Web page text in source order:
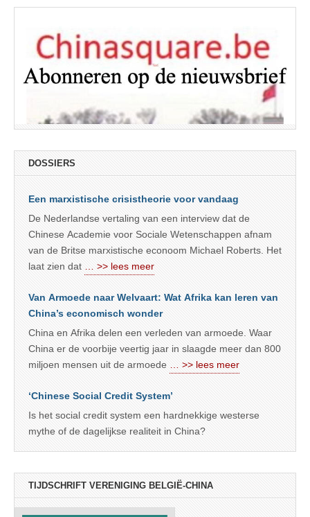
DOSSIERS
Een marxistische crisistheorie voor vandaag
De Nederlandse vertaling van een interview dat de
Chinese Academie voor Sociale Wetenschappen afnam
van de Britse marxistische econoom Michael Roberts. Het
laat zien dat
… >> lees meer
Van Armoede naar Welvaart: Wat Afrika kan leren van
China’s economisch wonder
China en Afrika delen een verleden van armoede. Waar
China er de voorbije veertig jaar in slaagde meer dan 800
miljoen mensen uit de armoede
… >> lees meer
‘Chinese Social Credit System’
Is het social credit system een hardnekkige westerse
mythe of de dagelijkse realiteit in China?
TIJDSCHRIFT VERENIGING BELGIË-CHINA